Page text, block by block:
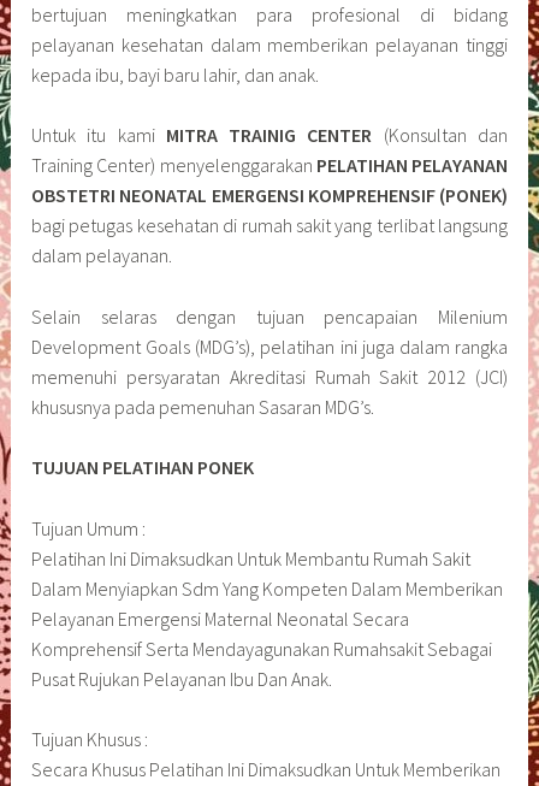
bertujuan meningkatkan para profesional di bidang
pelayanan kesehatan dalam memberikan pelayanan tinggi
kepada ibu, bayi baru lahir, dan anak.
Untuk itu kami MITRA TRAINIG CENTER (Konsultan dan
Training Center) menyelenggarakan PELATIHAN PELAYANAN
OBSTETRI NEONATAL EMERGENSI KOMPREHENSIF (PONEK)
bagi petugas kesehatan di rumah sakit yang terlibat langsung
dalam pelayanan.
Selain selaras dengan tujuan pencapaian Milenium
Development Goals (MDG’s), pelatihan ini juga dalam rangka
memenuhi persyaratan Akreditasi Rumah Sakit 2012 (JCI)
khususnya pada pemenuhan Sasaran MDG’s.
TUJUAN PELATIHAN PONEK
Tujuan Umum :
Pelatihan Ini Dimaksudkan Untuk Membantu Rumah Sakit
Dalam Menyiapkan Sdm Yang Kompeten Dalam Memberikan
Pelayanan Emergensi Maternal Neonatal Secara
Komprehensif Serta Mendayagunakan Rumahsakit Sebagai
Pusat Rujukan Pelayanan Ibu Dan Anak.
Tujuan Khusus :
Secara Khusus Pelatihan Ini Dimaksudkan Untuk Memberikan